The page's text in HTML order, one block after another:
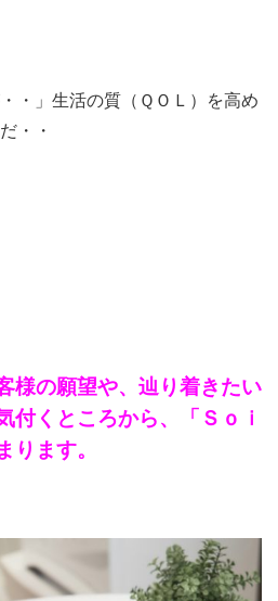
・」生活の質（ＱＯＬ）を高め
・・
様の願望や、辿り着きたい
付くところから、「Ｓｏｉ
ります。